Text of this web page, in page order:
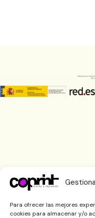
Para ofrecer las mejores
cookies para almacenar y/o